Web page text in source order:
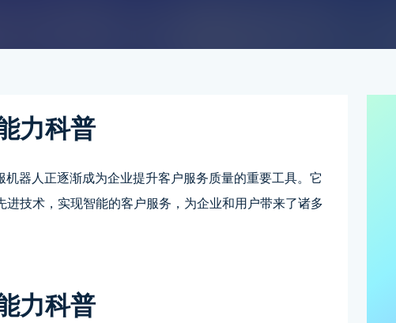
力科普
器人正逐渐成为企业提升客户服务质量的重要工具。它
技术，实现智能的客户服务，为企业和用户带来了诸多
力科普